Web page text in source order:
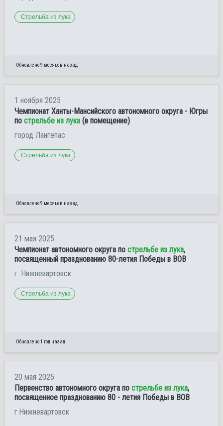
Стрельба из лука
Обновлено 9 месяцев назад
1 ноября 2025
Чемпионат Ханты-Мансийского автономного округа - Югры
по стрельбе из лука (в помещение)
город Лангепас
Стрельба из лука
Обновлено 9 месяцев назад
21 мая 2025
Чемпионат автономного округа по стрельбе из лука,
посвященный празднованию 80-летия Победы в ВОВ
г. Нижневартовск
Стрельба из лука
Обновлено 1 год назад
20 мая 2025
Первенство автономного округа по стрельбе из лука,
посвященное празднованию 80 - летия Победы в ВОВ
г.Нижневартовск